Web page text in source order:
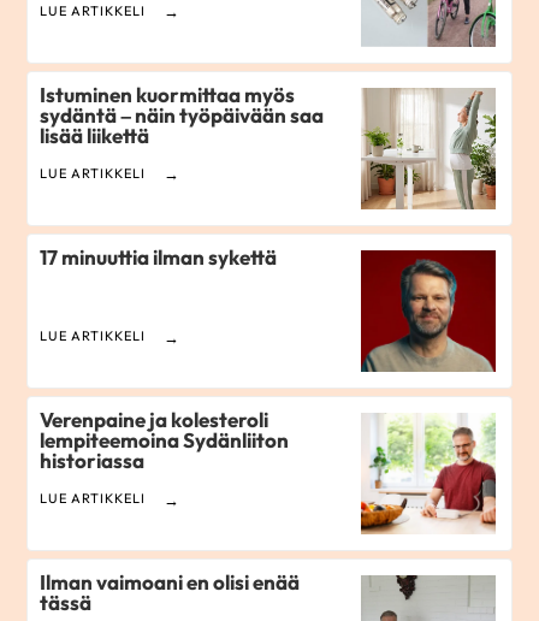
LUE ARTIKKELI
Istuminen kuormittaa myös
sydäntä – näin työpäivään saa
lisää liikettä
LUE ARTIKKELI
17 minuuttia ilman sykettä
LUE ARTIKKELI
Verenpaine ja kolesteroli
lempiteemoina Sydänliiton
historiassa
LUE ARTIKKELI
Ilman vaimoani en olisi enää
tässä